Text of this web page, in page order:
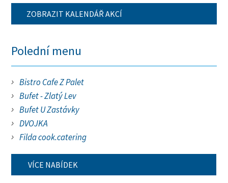
ZOBRAZIT KALENDÁŘ AKCÍ
Polední menu
Bistro Cafe Z Palet
Bufet - Zlatý Lev
Bufet U Zastávky
DVOJKA
Filda cook.catering
VÍCE NABÍDEK